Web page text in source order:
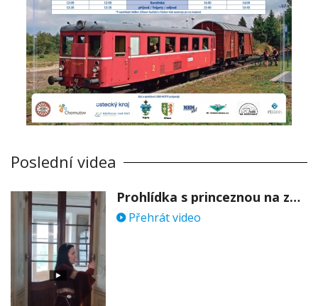
Poslední videa
Prohlídka s princeznou na zámku Stekník
Přehrát video